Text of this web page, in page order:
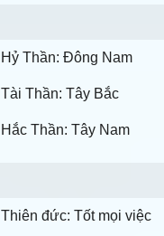
Hỷ Thần: Đông Nam
Tài Thần: Tây Bắc
Hắc Thần: Tây Nam
Thiên đức: Tốt mọi việc